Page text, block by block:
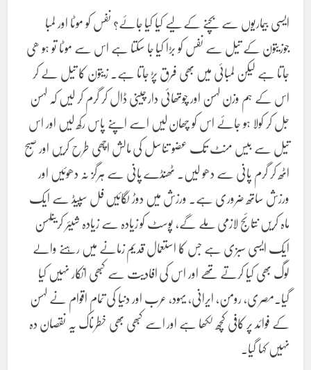
ایسی بیماریوں سے بچنے کے لیے کیا کیا جائے؟ نفس کو موٹا اور لمبا
جوزیتون کے تیل سے نفس کو بڑا کیا جا سکتا ہے اس سے موٹا تو ہو ھی
جاتا ہے لیکن لمبائی میں بھی فرق پڑ جاتا ہے۔ زیتون کا تیل لے کر
اس کے ہم وزن لہسن اور چوتھائی دار چینی ڈال کر گرم کر لیں کہ لہسن
جل کر کولا ہو جائے اس کو چھان لیں اسے اپنے پاس رکھ لیں اور اس
تیل سے بیس منٹ تک عضو تناسل کی مالش اچھی طرح کریں اور صبح
اٹھ کر گرم پانی سے دھو لیں۔ ٹھنڈے پانی سے ہرگز نہ دھوئیں اور
ورزش ساتھ ضروری ہے۔ ورزش میں دوڑ لگائیں فل سپیڈ سے ایک
ماہ کریں نتائج لازمی ملے گے، پوسٹ کو زیادہ سے زیادہ شیئر کریںلہسن
ایک ایسی سبزی ہے جس کا استعمال قدیم زمانے میں رہنے والے
لوگ بھی کیا کرتے تھے اور اس کی افادیت سے کبھی انکار نہیں کیا
گیا۔مصری، رومن، ایرانی، یہود، عرب اور دنیا کی تمام اقوام نے لہسن
کے فوائد پر کافی کچھ لکھا ہے اور اسے کبھی بھی خطرناک یہ نقصان دہ
نہیں کہا گیا۔